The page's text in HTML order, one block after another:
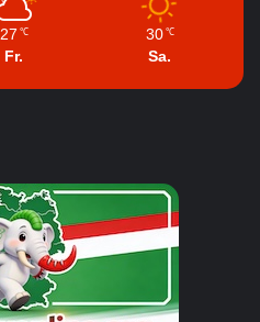
27 ℃
Fr.
30 ℃
Sa.